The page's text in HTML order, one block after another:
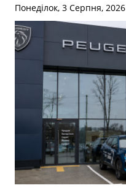
Понеділок, 3 Серпня, 2026